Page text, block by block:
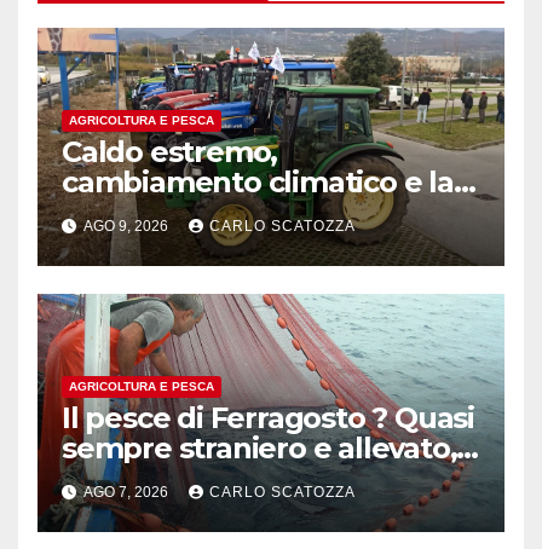
AGRICOLTURA E PESCA
Caldo estremo,
cambiamento climatico e la
follia del mondo agricolo
contro le ( tentate ) politiche
green della UE
AGO 9, 2026 CARLO SCATOZZA
AGRICOLTURA E PESCA
Il pesce di Ferragosto ? Quasi
sempre straniero e allevato,
in sofferenza
AGO 7, 2026 CARLO SCATOZZA